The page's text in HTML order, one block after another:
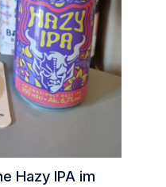
Hazy IPA im